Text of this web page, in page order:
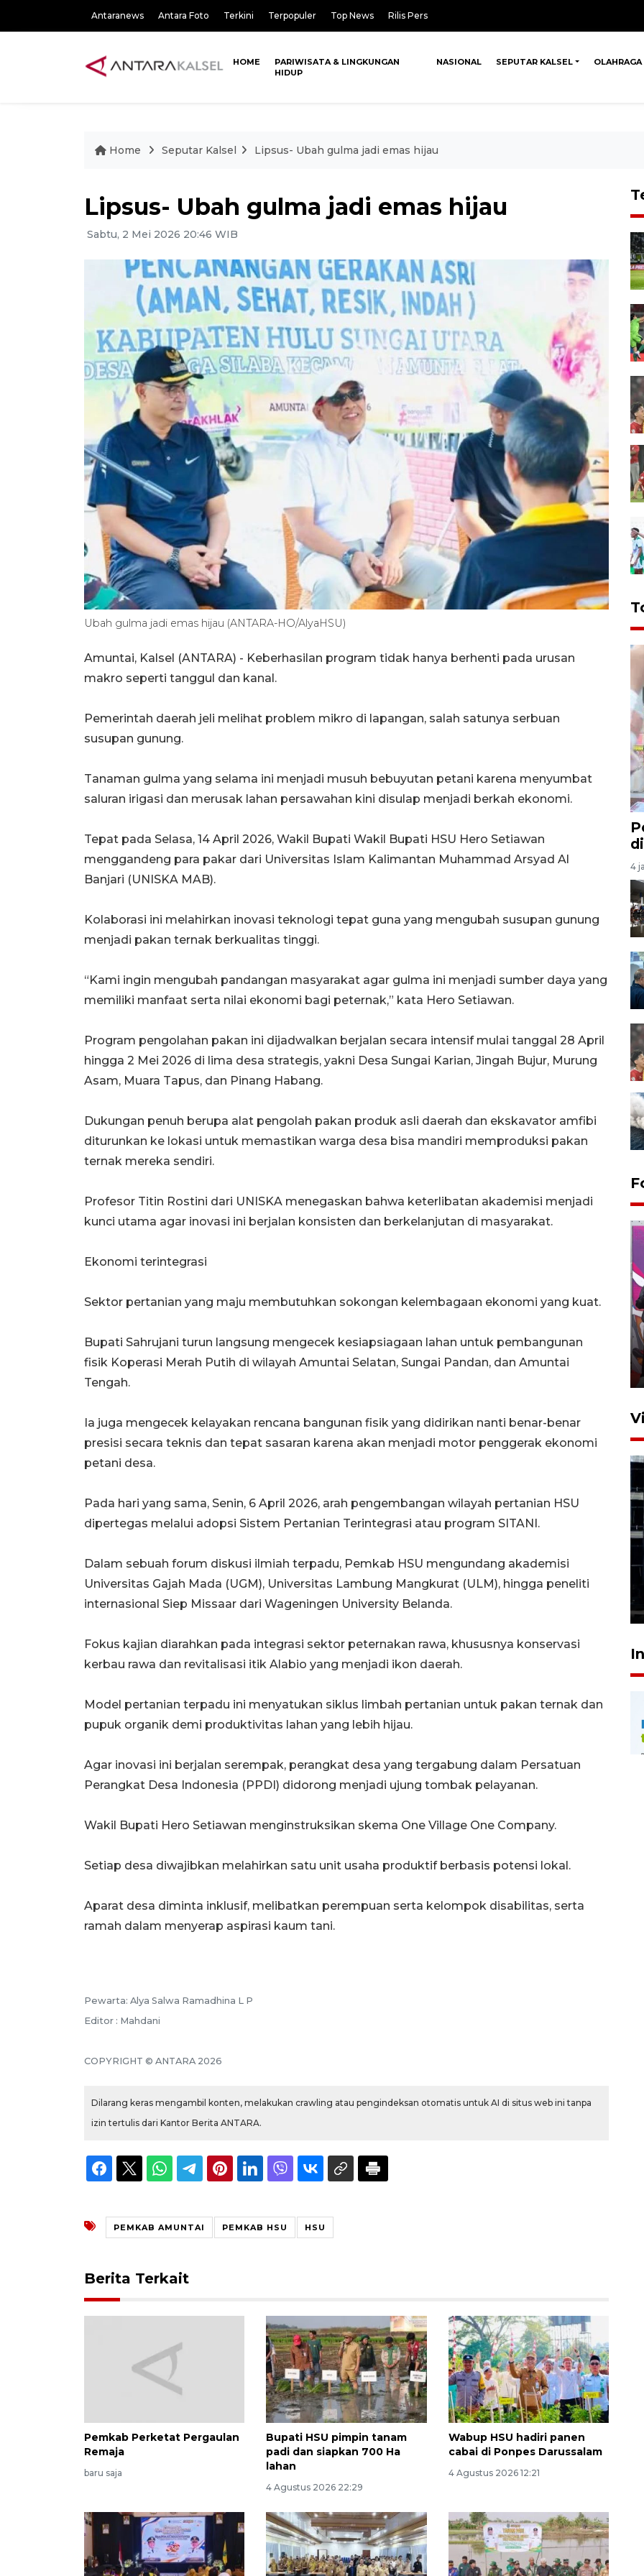
Antaranews Antara Foto Terkini Terpopuler Top News Rilis Pers
HOME
PARIWISATA & LINGKUNGAN
HIDUP
NASIONAL SEPUTAR KALSEL OLAHRAGA
Home Seputar Kalsel Lipsus- Ubah gulma jadi emas hijau
Lipsus- Ubah gulma jadi emas hijau
Sabtu, 2 Mei 2026 20:46 WIB
Ubah gulma jadi emas hijau (ANTARA-HO/AlyaHSU)
Amuntai, Kalsel (ANTARA) - Keberhasilan program tidak hanya berhenti pada urusan
makro seperti tanggul dan kanal.
Pemerintah daerah jeli melihat problem mikro di lapangan, salah satunya serbuan
susupan gunung.
Tanaman gulma yang selama ini menjadi musuh bebuyutan petani karena menyumbat
saluran irigasi dan merusak lahan persawahan kini disulap menjadi berkah ekonomi.
Tepat pada Selasa, 14 April 2026, Wakil Bupati Wakil Bupati HSU Hero Setiawan
menggandeng para pakar dari Universitas Islam Kalimantan Muhammad Arsyad Al
Banjari (UNISKA MAB).
Kolaborasi ini melahirkan inovasi teknologi tepat guna yang mengubah susupan gunung
menjadi pakan ternak berkualitas tinggi.
“Kami ingin mengubah pandangan masyarakat agar gulma ini menjadi sumber daya yang
memiliki manfaat serta nilai ekonomi bagi peternak,” kata Hero Setiawan.
Program pengolahan pakan ini dijadwalkan berjalan secara intensif mulai tanggal 28 April
hingga 2 Mei 2026 di lima desa strategis, yakni Desa Sungai Karian, Jingah Bujur, Murung
Asam, Muara Tapus, dan Pinang Habang.
Dukungan penuh berupa alat pengolah pakan produk asli daerah dan ekskavator amfibi
diturunkan ke lokasi untuk memastikan warga desa bisa mandiri memproduksi pakan
ternak mereka sendiri.
Profesor Titin Rostini dari UNISKA menegaskan bahwa keterlibatan akademisi menjadi
kunci utama agar inovasi ini berjalan konsisten dan berkelanjutan di masyarakat.
Ekonomi terintegrasi
Sektor pertanian yang maju membutuhkan sokongan kelembagaan ekonomi yang kuat.
Bupati Sahrujani turun langsung mengecek kesiapsiagaan lahan untuk pembangunan
fisik Koperasi Merah Putih di wilayah Amuntai Selatan, Sungai Pandan, dan Amuntai
Tengah.
Ia juga mengecek kelayakan rencana bangunan fisik yang didirikan nanti benar-benar
presisi secara teknis dan tepat sasaran karena akan menjadi motor penggerak ekonomi
petani desa.
Pada hari yang sama, Senin, 6 April 2026, arah pengembangan wilayah pertanian HSU
dipertegas melalui adopsi Sistem Pertanian Terintegrasi atau program SITANI.
Dalam sebuah forum diskusi ilmiah terpadu, Pemkab HSU mengundang akademisi
Universitas Gajah Mada (UGM), Universitas Lambung Mangkurat (ULM), hingga peneliti
internasional Siep Missaar dari Wageningen University Belanda.
Fokus kajian diarahkan pada integrasi sektor peternakan rawa, khususnya konservasi
kerbau rawa dan revitalisasi itik Alabio yang menjadi ikon daerah.
Model pertanian terpadu ini menyatukan siklus limbah pertanian untuk pakan ternak dan
pupuk organik demi produktivitas lahan yang lebih hijau.
Agar inovasi ini berjalan serempak, perangkat desa yang tergabung dalam Persatuan
Perangkat Desa Indonesia (PPDI) didorong menjadi ujung tombak pelayanan.
Wakil Bupati Hero Setiawan menginstruksikan skema One Village One Company.
Setiap desa diwajibkan melahirkan satu unit usaha produktif berbasis potensi lokal.
Aparat desa diminta inklusif, melibatkan perempuan serta kelompok disabilitas, serta
ramah dalam menyerap aspirasi kaum tani.
Pewarta: Alya Salwa Ramadhina L P
Editor : Mahdani
COPYRIGHT © ANTARA 2026
Dilarang keras mengambil konten, melakukan crawling atau pengindeksan otomatis untuk AI di situs web ini tanpa
izin tertulis dari Kantor Berita ANTARA.
PEMKAB AMUNTAI PEMKAB HSU HSU
Berita Terkait
Pemkab Perketat Pergaulan
Remaja
baru saja
Bupati HSU pimpin tanam
padi dan siapkan 700 Ha
lahan
4 Agustus 2026 22:29
Wabup HSU hadiri panen
cabai di Ponpes Darussalam
4 Agustus 2026 12:21
4
pembukaan Turnamen Sepak
Bola Usia Dini
23 Juli 2026 21:36
Pendidikan Kesetaraan
Bagian 1
30 Juli 2026 17:51
Memberantas kejahatan